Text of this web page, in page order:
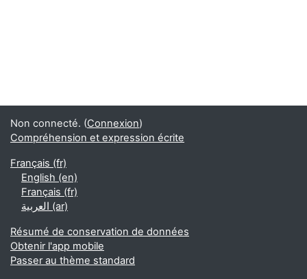
Non connecté. (Connexion)
Compréhension et expression écrite
Français ‎(fr)‎
English ‎(en)‎
Français ‎(fr)‎
العربية ‎(ar)‎
Résumé de conservation de données
Obtenir l'app mobile
Passer au thème standard